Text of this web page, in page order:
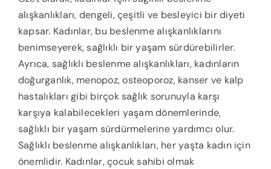
alışkanlıkları, dengeli, çeşitli ve besleyici bir diyeti
kapsar. Kadınlar, bu beslenme alışkanlıklarını
benimseyerek, sağlıklı bir yaşam sürdürebilirler.
Ayrıca, sağlıklı beslenme alışkanlıkları, kadınların
doğurganlık, menopoz, osteoporoz, kanser ve kalp
hastalıkları gibi birçok sağlık sorunuyla karşı
karşıya kalabilecekleri yaşam dönemlerinde,
sağlıklı bir yaşam sürdürmelerine yardımcı olur.
Sağlıklı beslenme alışkanlıkları, her yaşta kadın için
önemlidir. Kadınlar, çocuk sahibi olmak